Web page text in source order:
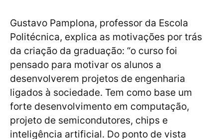
Gustavo Pamplona, professor da Escola
Politécnica, explica as motivações por trás
da criação da graduação: “o curso foi
pensado para motivar os alunos a
desenvolverem projetos de engenharia
ligados à sociedade. Tem como base um
forte desenvolvimento em computação,
projeto de semicondutores, chips e
inteligência artificial. Do ponto de vista